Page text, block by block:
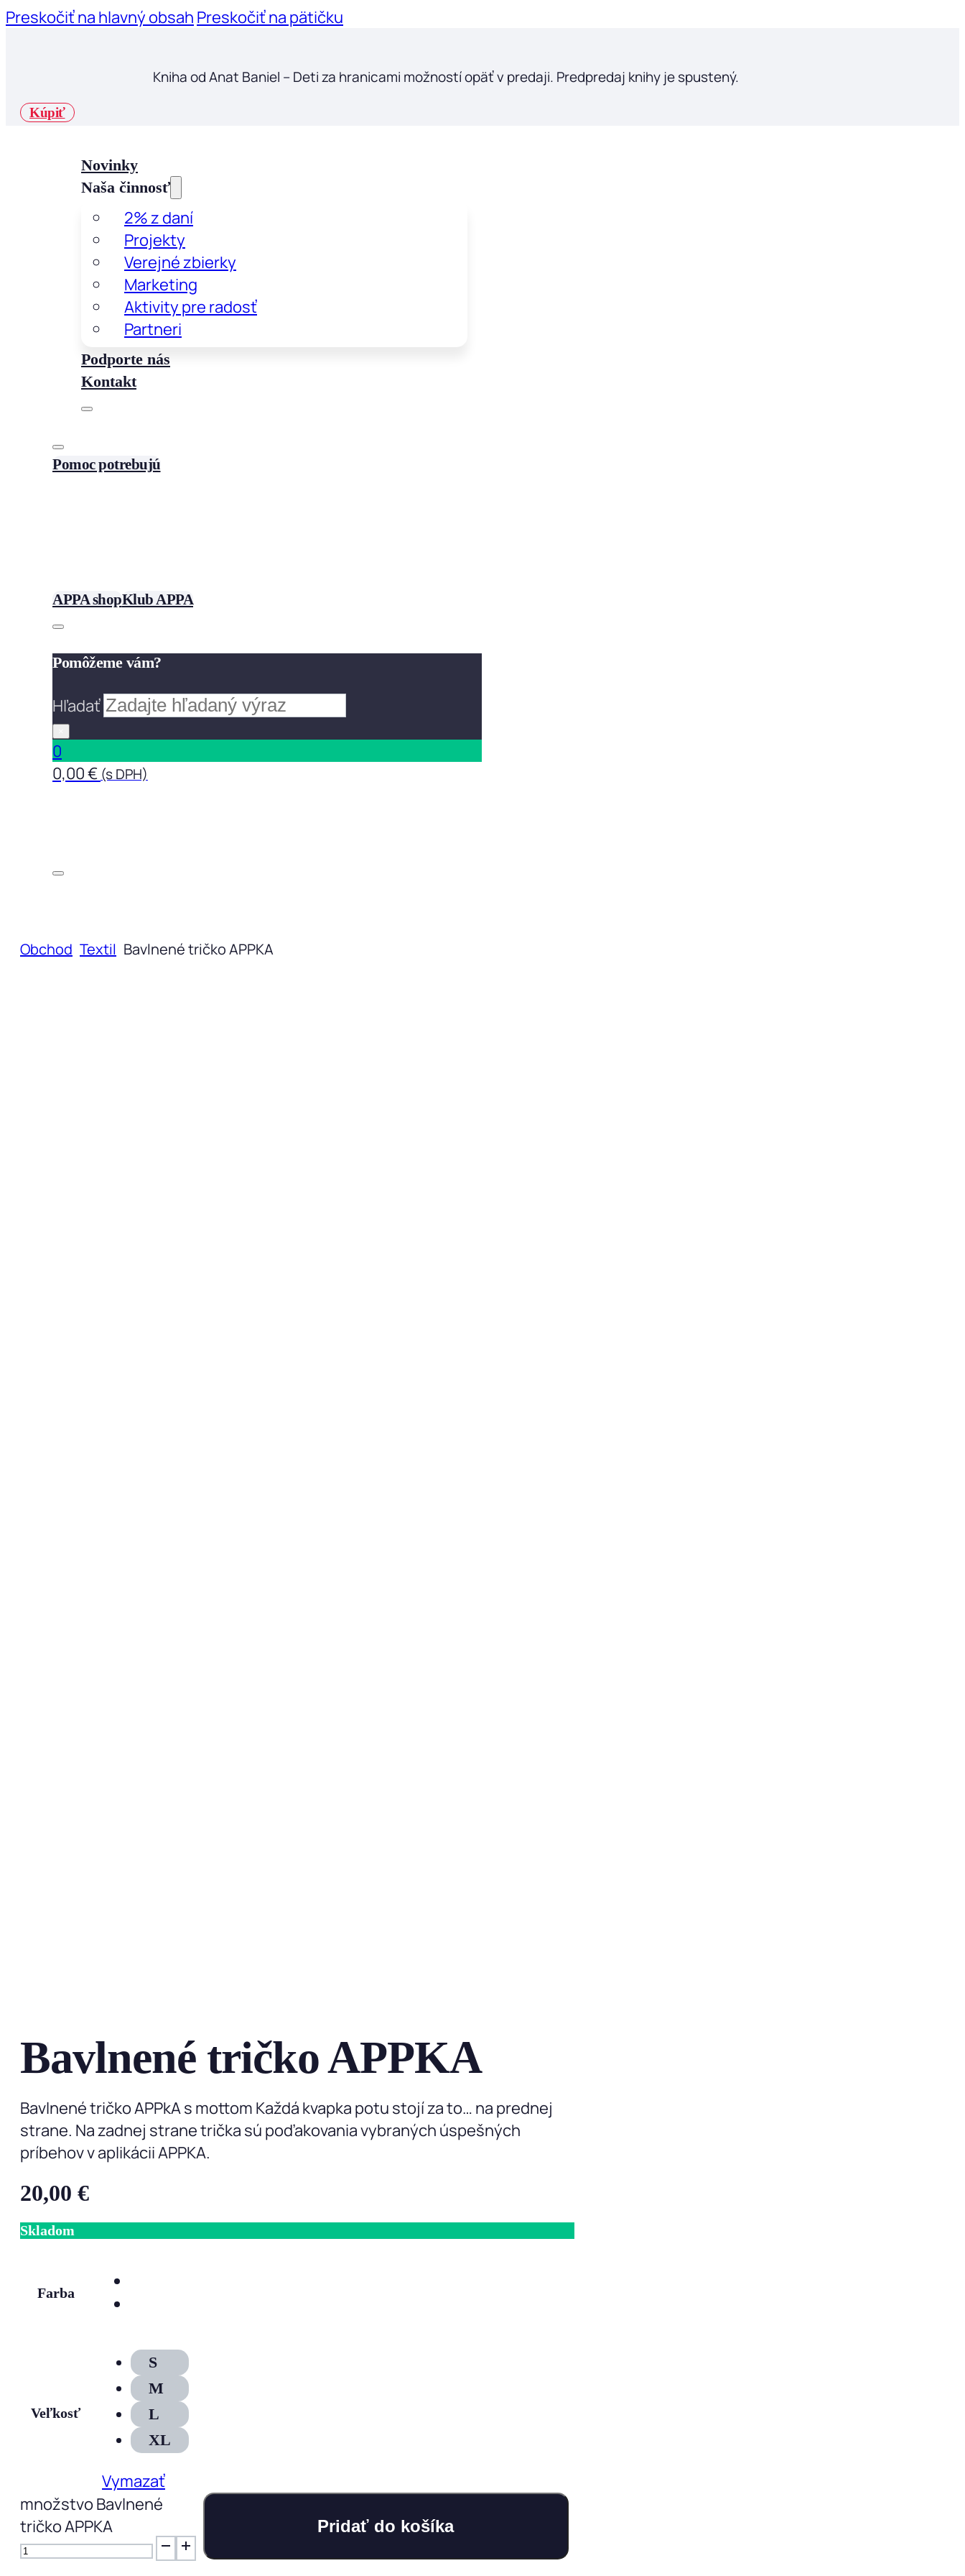
Preskočiť na hlavný obsahPreskočiť na pätičku
Kniha od Anat Baniel – Deti za hranicami možností opäť v predaji. Predpredaj knihy je spustený.
Kúpiť
Novinky
Naša činnosť
2% z daní
Projekty
Verejné zbierky
Marketing
Aktivity pre radosť
Partneri
Podporte nás
Kontakt
Pomoc potrebujú
APPA shopKlub APPA
Pomôžeme vám?
Hľadať
0
0,00€ (s DPH)
Obchod Textil Bavlnené tričko APPKA
Bavlnené tričko APPKA
Bavlnené tričko APPkA s mottom Každá kvapka potu stojí za to… na prednej
strane. Na zadnej strane trička sú poďakovania vybraných úspešných
príbehov v aplikácii APPKA.
20,00 €
Skladom
Farba
Veľkosť
S
M
L
XL
Vymazať
množstvo Bavlnené
tričko APPKA
Pridať do košíka